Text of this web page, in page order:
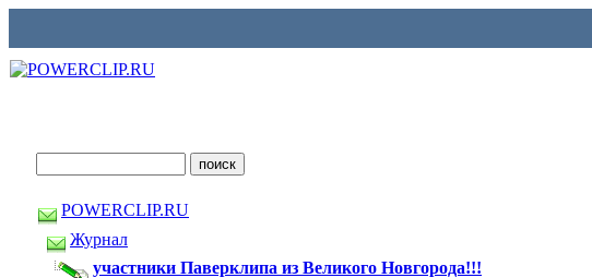
POWERCLIP.RU
Журнал
участники Паверклипа из Великого Новгорода!!!